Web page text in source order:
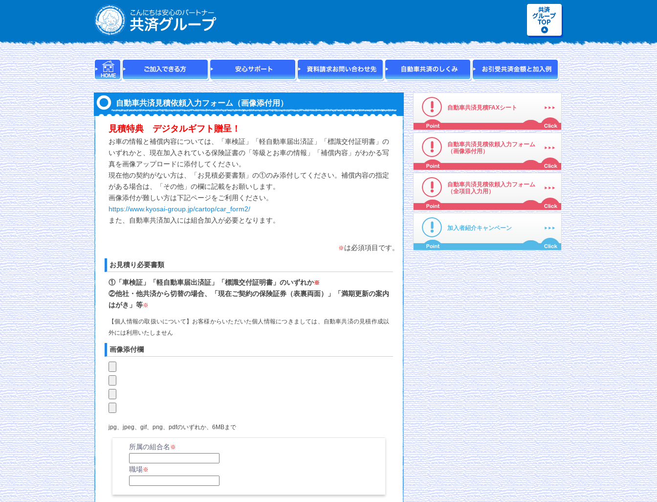
自動車共済見積依頼入力フォーム（画像添付用）
見積特典 デジタルギフト贈呈！
お車の情報と補償内容については、「車検証」「軽自動車届出済証」「標識交付証明書」の
いずれかと、現在加入されている保険証書の「等級とお車の情報」「補償内容」がわかる写
真を画像アップロードに添付してください。
現在他の契約がない方は、「お見積必要書類」の①のみ添付してください。補償内容の指定
がある場合は、「その他」の欄に記載をお願いします。
画像添付が難しい方は下記ページをご利用ください。
https://www.kyosai-group.jp/cartop/car_form2/
また、自動車共済加入には組合加入が必要となります。
※は必須項目です。
お見積り必要書類
①「車検証」「軽自動車届出済証」「標識交付証明書」のいずれか※
②他社・他共済から切替の場合、「現在ご契約の保険証券（表裏両面）」「満期更新の案内
はがき」等※
【個人情報の取扱いについて】お客様からいただいた個人情報につきましては、自動車共済の見積作成以
外には利用いたしません
画像添付欄
jpg、jpeg、gif、png、pdfのいずれか、6MBまで
所属の組合名 ※
職場※
自動車共済見積FAXシート
自動車共済見積依頼入力フォーム
（画像添付用）
自動車共済見積依頼入力フォーム
（全項目入力用）
加入者紹介キャンペーン